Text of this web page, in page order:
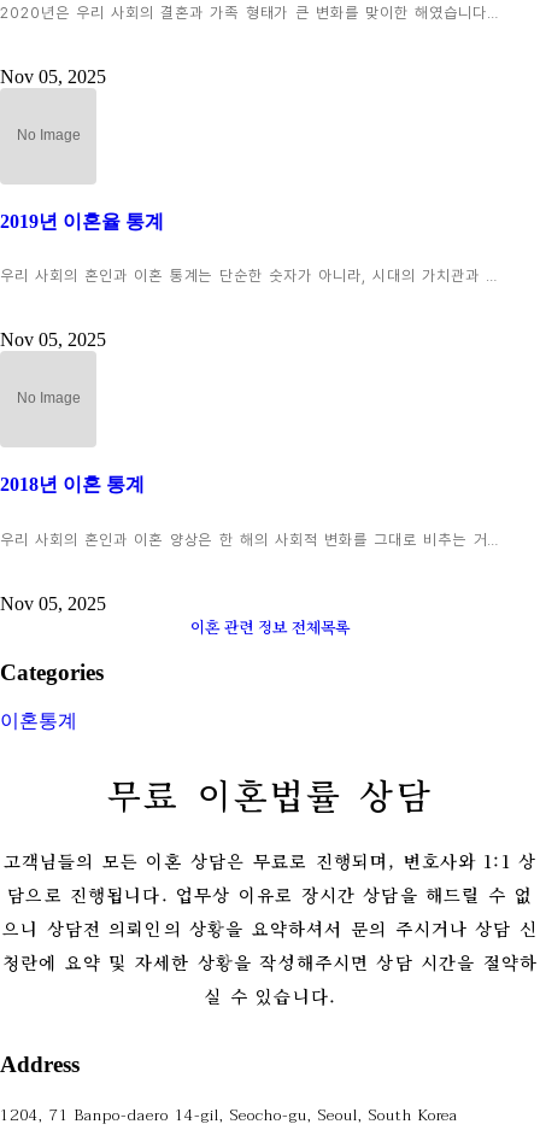
2020년은 우리 사회의 결혼과 가족 형태가 큰 변화를 맞이한 해였습니다…
Nov 05, 2025
2019년 이혼율 통계
우리 사회의 혼인과 이혼 통계는 단순한 숫자가 아니라, 시대의 가치관과 …
Nov 05, 2025
2018년 이혼 통계
우리 사회의 혼인과 이혼 양상은 한 해의 사회적 변화를 그대로 비추는 거…
Nov 05, 2025
이혼 관련 정보 전체목록
Categories
이혼통계
무료 이혼법률 상담
고객님들의 모든 이혼 상담은 무료로 진행되며, 변호사와 1:1 상
담으로 진행됩니다. 업무상 이유로 장시간 상담을 해드릴 수 없
으니 상담전 의뢰인의 상황을 요약하셔서 문의 주시거나 상담 신
청란에 요약 및 자세한 상황을 작성해주시면 상담 시간을 절약하
실 수 있습니다.
Address
1204, 71 Banpo-daero 14-gil, Seocho-gu, Seoul, South Korea